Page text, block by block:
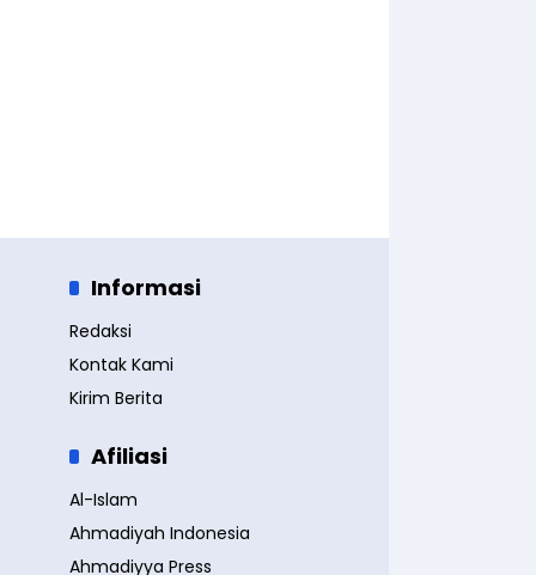
Informasi
Redaksi
Kontak Kami
Kirim Berita
Afiliasi
Al-Islam
Ahmadiyah Indonesia
Ahmadiyya Press